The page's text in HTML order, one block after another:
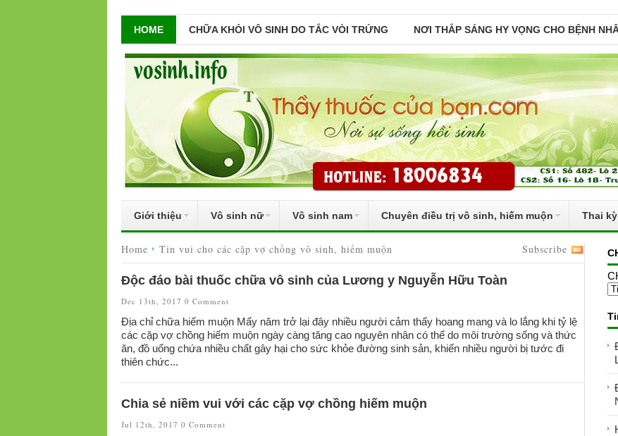
HOME CHỮA KHỎI VÔ SINH DO TẮC VÒI TRỨNG NƠI THẮP SÁNG HY VỌNG CHO BỆNH
Giới thiệu Vô sinh nữ Vô sinh nam Chuyên điều trị vô sinh, hiếm muộn Thai kỳ
Home Tin vui cho các cặp vợ chồng vô sinh, hiếm muộn Subscribe
Độc đáo bài thuốc chữa vô sinh của Lương y Nguyễn Hữu Toàn
Dec 13th, 2017 0 Comment
Địa chỉ chữa hiếm muộn Mấy năm trở lại đây nhiều người cảm thấy hoang mang và lo lắng khi tỷ lệ
các cặp vợ chồng hiếm muộn ngày càng tăng cao nguyên nhân có thể do môi trường sống và thức
ăn, đồ uống chứa nhiều chất gây hại cho sức khỏe đường sinh sản, khiến nhiều người bị tước đi
thiên chức...
Chia sẻ niềm vui với các cặp vợ chồng hiếm muộn
Jul 12th, 2017 0 Comment